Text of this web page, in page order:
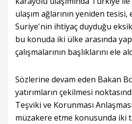
ulaşım ağlarının yeniden
Suriye'nin ihtiyaç duyduğu
bu konuda iki ülke arasında
çalışmalarının başlıklarını ele
Sözlerine devam eden Bakan
yatırımların çekilmesi
Teşviki ve Korunması
müzakere etme konusunda iki